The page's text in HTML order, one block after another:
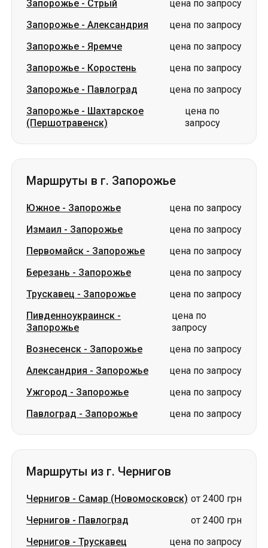
Запорожье - Стрый
цена по запросу
Запорожье - Александрия
цена по запросу
Запорожье - Яремче
цена по запросу
Запорожье - Коростень
цена по запросу
Запорожье - Павлоград
цена по запросу
Запорожье - Шахтарское
(Першотравенск)
цена по
запросу
Маршруты в г. Запорожье
Южное - Запорожье
цена по запросу
Измаил - Запорожье
цена по запросу
Первомайск - Запорожье
цена по запросу
Березань - Запорожье
цена по запросу
Трускавец - Запорожье
цена по запросу
Пивденноукраинск -
Запорожье
цена по
запросу
Вознесенск - Запорожье
цена по запросу
Александрия - Запорожье
цена по запросу
Ужгород - Запорожье
цена по запросу
Павлоград - Запорожье цена по запросу
Маршруты из г. Чернигов
Чернигов - Самар (Новомосковск) от 2400 грн
Чернигов - Павлоград
от 2400 грн
Чернигов - Трускавец
цена по запросу